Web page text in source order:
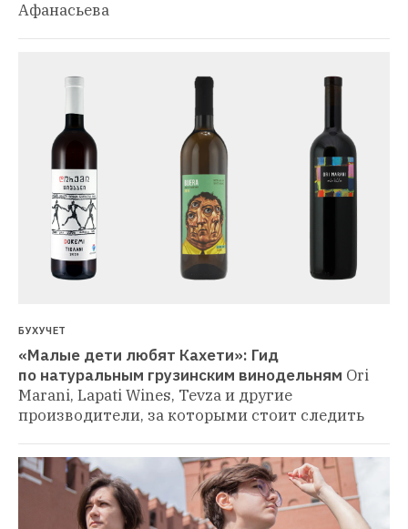
Афанасьева
БУХУЧЕТ
«Малые дети любят Кахети»: Гид
по натуральным грузинским винодельням Ori
Marani, Lapati Wines, Tevza и другие
производители, за которыми стоит следить